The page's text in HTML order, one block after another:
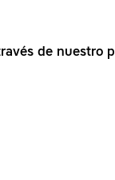
de nuestro